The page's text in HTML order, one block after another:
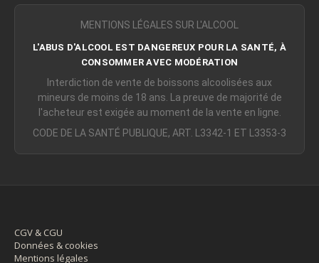
MENTIONS LÉGALES SUR L'ALCOOL
L'ABUS D'ALCOOL EST DANGEREUX POUR LA SANTÉ, À
CONSOMMER AVEC MODÉRATION
Interdiction de vente de boissons alcoolisées aux
mineurs de moins de 18 ans. La preuve de majorité de
l'acheteur est exigée au moment de la vente en ligne.
CODE DE LA SANTÉ PUBLIQUE, ART. L3342-1 ET L3353-3
CGV & CGU
Données & cookies
Mentions légales